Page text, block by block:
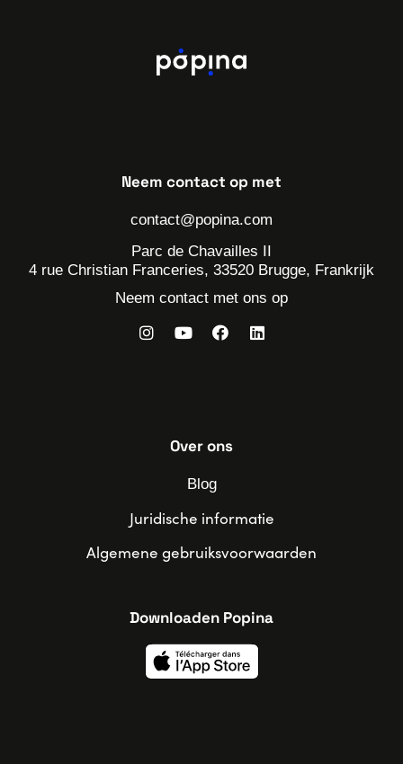
Neem contact op met
contact@popina.com
Parc de Chavailles II
4 rue Christian Franceries, 33520 Brugge, Frankrijk
Neem contact met ons op
Over ons
Blog
Juridische informatie
Algemene gebruiksvoorwaarden
Downloaden Popina